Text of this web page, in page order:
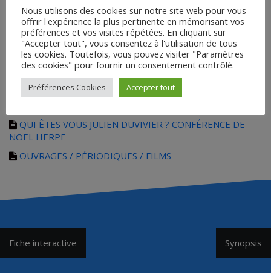
ANALYSE DU SCÉNARIO
PRÉSENTATION PAR LAURENT DELMAS
PRÉSENTATION PAR FERNANDO GANZO 1
PRÉSENTATION PAR FERNANDO GANZO 2
PRÉSENTATION PAR RAYMOND CHIRAT
QUI ÊTES VOUS JULIEN DUVIVIER ? CONFÉRENCE DE
NOËL HERPE
OUVRAGES / PÉRIODIQUES / FILMS
Navigation
de
Fiche interactive Synopsis
Nous utilisons des cookies sur notre site web pour vous
offrir l'expérience la plus pertinente en mémorisant vos
préférences et vos visites répétées. En cliquant sur
"Accepter tout", vous consentez à l'utilisation de tous
les cookies. Toutefois, vous pouvez visiter "Paramètres
des cookies" pour fournir un consentement contrôlé.
Préférences Cookies Accepter tout